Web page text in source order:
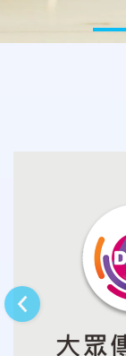
上一則